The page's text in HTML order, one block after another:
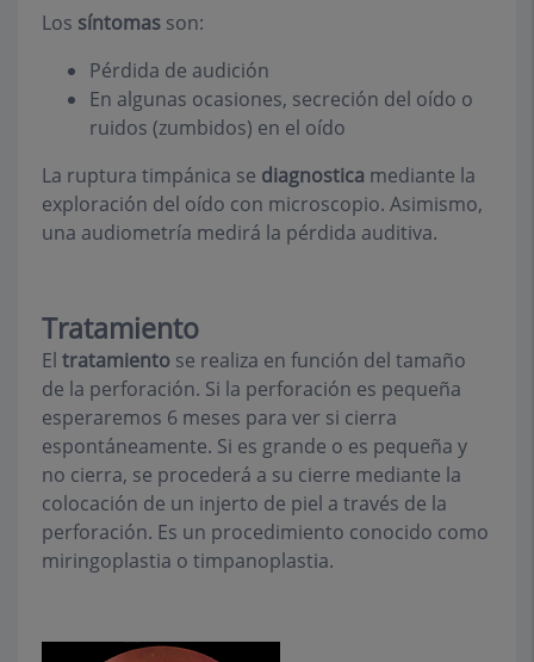
Los síntomas son:
Pérdida de audición
En algunas ocasiones, secreción del oído o
ruidos (zumbidos) en el oído
La ruptura timpánica se diagnostica mediante la
exploración del oído con microscopio. Asimismo,
una audiometría medirá la pérdida auditiva.
Tratamiento
El tratamiento se realiza en función del tamaño
de la perforación. Si la perforación es pequeña
esperaremos 6 meses para ver si cierra
espontáneamente. Si es grande o es pequeña y
no cierra, se procederá a su cierre mediante la
colocación de un injerto de piel a través de la
perforación. Es un procedimiento conocido como
miringoplastia o timpanoplastia.